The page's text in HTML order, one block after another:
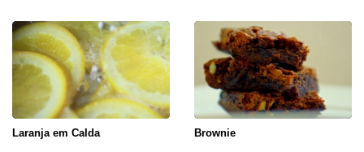
Laranja em Calda Brownie